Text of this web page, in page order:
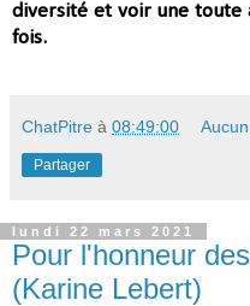
diversité et voir une toute
fois.
ChatPitre à 08:49:00
Partager
lundi 22 mars 2021
Pour l'honneur
(Karine Lebert)